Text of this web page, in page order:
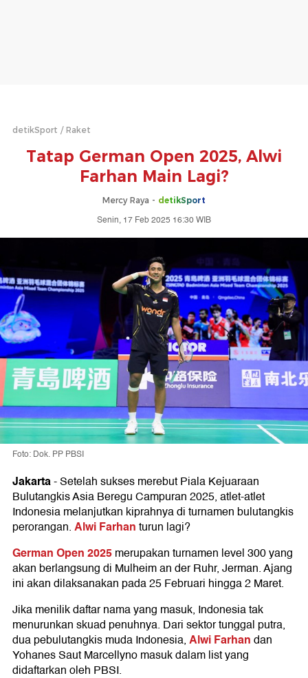
detikSport Raket
Tatap German Open 2025, Alwi
Farhan Main Lagi?
Mercy Raya - detikSport
Senin, 17 Feb 2025 16:30 WIB
Foto: Dok. PP PBSI
Jakarta-Setelah sukses merebut Piala Kejuaraan
Bulutangkis Asia Beregu Campuran 2025, atlet-atlet
Indonesia melanjutkan kiprahnya di turnamen bulutangkis
perorangan.Alwi Farhanturun lagi?
German Open 2025merupakan turnamen level 300 yang
akan berlangsung di Mulheim an der Ruhr, Jerman. Ajang
ini akan dilaksanakan pada 25 Februari hingga 2 Maret.
Jika menilik daftar nama yang masuk, Indonesia tak
menurunkan skuad penuhnya. Dari sektor tunggal putra,
dua pebulutangkis muda Indonesia,Alwi Farhandan
Yohanes Saut Marcellyno masuk dalam list yang
didaftarkan oleh PBSI.